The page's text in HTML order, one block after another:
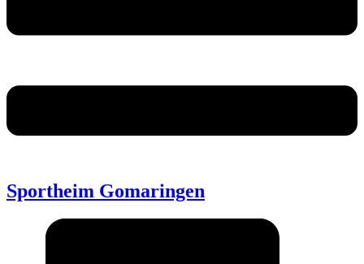
Sportheim Gomaringen